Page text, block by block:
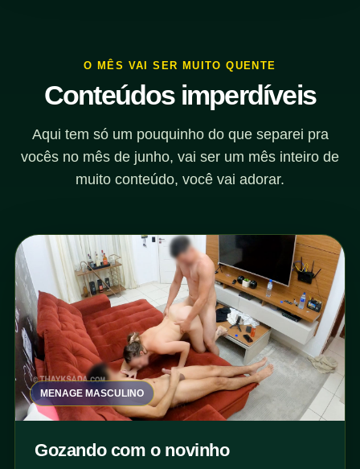
O MÊS VAI SER MUITO QUENTE
Conteúdos imperdíveis
Aqui tem só um pouquinho do que separei pra
vocês no mês de junho, vai ser um mês inteiro de
muito conteúdo, você vai adorar.
MENAGE MASCULINO
Gozando com o novinho